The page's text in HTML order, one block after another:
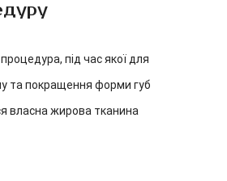
процедура, під час якої для
та покращення форми губ
власна жирова тканина